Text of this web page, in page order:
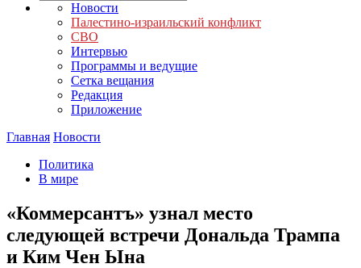
Новости
Палестино-израильский конфликт
СВО
Интервью
Программы и ведущие
Сетка вещания
Редакция
Приложение
Главная Новости
Политика
В мире
«Коммерсантъ» узнал место
следующей встречи Дональда Трампа
и Ким Чен Ына